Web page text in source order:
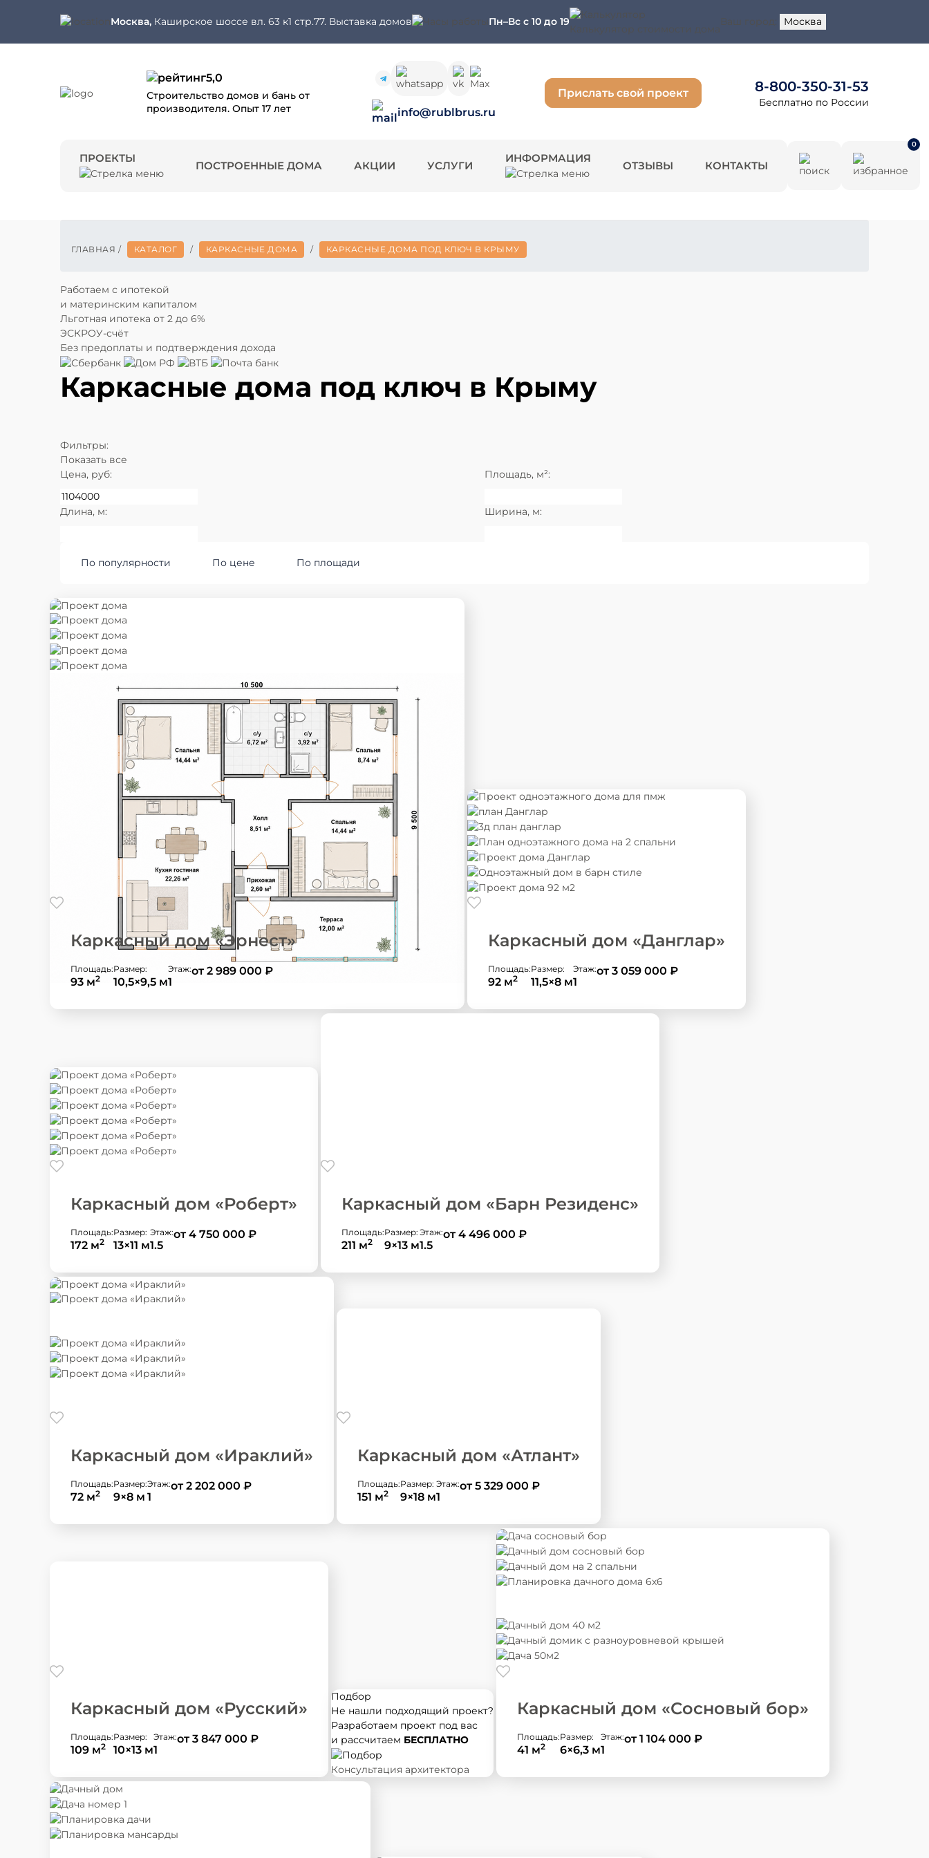
Москва, Каширское шоссе вл. 63 к1 стр.77. Выставка домов Пн–Вс с 10 до 19
Калькулятор стоимости дома
Ваш город: Москва
5,0
Строительство домов и бань от
производителя. Опыт 17 лет
info@rublbrus.ru
Прислать свой проект 8-800-350-31-53
Бесплатно по России
ПРОЕКТЫ
ПОСТРОЕННЫЕ ДОМА АКЦИИ УСЛУГИ
ИНФОРМАЦИЯ
ОТЗЫВЫ КОНТАКТЫ
0
ГЛАВНАЯ / КАТАЛОГ / КАРКАСНЫЕ ДОМА / КАРКАСНЫЕ ДОМА ПОД КЛЮЧ В КРЫМУ
Работаем с ипотекой
и материнским капиталом
Льготная ипотека от 2 до 6%
ЭСКРОУ-счёт
Без предоплаты и подтверждения дохода
Каркасные дома под ключ в Крыму
Фильтры:
Показать все
Цена, руб:
Площадь, м²:
Длина, м: Ширина, м:
По популярности По цене По площади
Каркасный дом «Эрнест»
Площадь:
93 м2
Размер:
10,5×9,5 м
Этаж:
1
от 2 989 000 ₽
Каркасный дом «Данглар»
Площадь:
92 м2
Размер:
11,5×8 м
Этаж:
1
от 3 059 000 ₽
Каркасный дом «Роберт»
Площадь:
172 м2
Размер:
13×11 м
Этаж:
1.5
от 4 750 000 ₽
Каркасный дом «Барн Резиденс»
Площадь:
211 м2
Размер:
9×13 м
Этаж:
1.5
от 4 496 000 ₽
Каркасный дом «Ираклий»
Площадь:
72 м2
Размер:
9×8 м
Этаж:
1
от 2 202 000 ₽
Каркасный дом «Атлант»
Площадь:
151 м2
Размер:
9×18 м
Этаж:
1
от 5 329 000 ₽
Каркасный дом «Русский»
Площадь:
109 м2
Размер:
10×13 м
Этаж:
1
от 3 847 000 ₽
Подбор
Не нашли подходящий проект?
Разработаем проект под вас
и рассчитаем БЕСПЛАТНО
Консультация архитектора
Каркасный дом «Сосновый бор»
Площадь:
41 м2
Размер:
6×6,3 м
Этаж:
1
от 1 104 000 ₽